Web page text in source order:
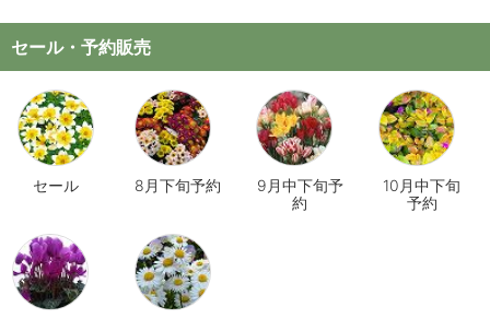
セール・予約販売
セール 8月下旬予約
9月中下旬予
約
10月中下旬
予約